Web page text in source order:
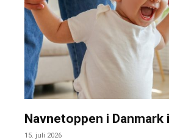
Navnetoppen i Danmark
15. juli 2026